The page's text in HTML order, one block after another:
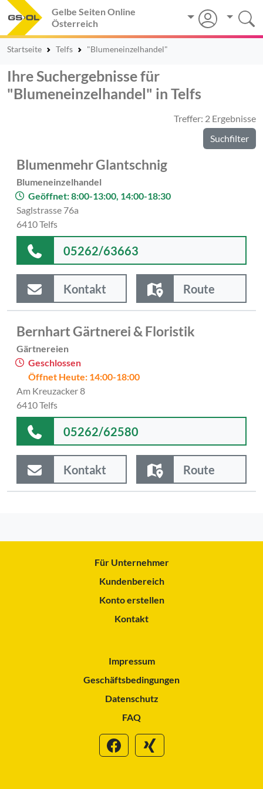
Gelbe Seiten Online
Österreich
Startseite Telfs "Blumeneinzelhandel"
Ihre Suchergebnisse für
"Blumeneinzelhandel" in Telfs
Treffer: 2 Ergebnisse
Suchfilter
Blumenmehr Glantschnig
Blumeneinzelhandel
Geöffnet: 8:00-13:00, 14:00-18:30
Saglstrasse 76a
6410 Telfs
05262/63663
Kontakt Route
Bernhart Gärtnerei & Floristik
Gärtnereien
Geschlossen
Öffnet Heute: 14:00-18:00
Am Kreuzacker 8
6410 Telfs
05262/62580
Kontakt Route
Für Unternehmer
Kundenbereich
Konto erstellen
Kontakt
Impressum
Geschäftsbedingungen
Datenschutz
FAQ